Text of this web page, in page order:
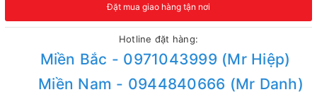
Đặt mua giao hàng tận nơi
Hotline đặt hàng:
Miền Bắc - 0971043999 (Mr Hiệp)
Miền Nam - 0944840666 (Mr Danh)